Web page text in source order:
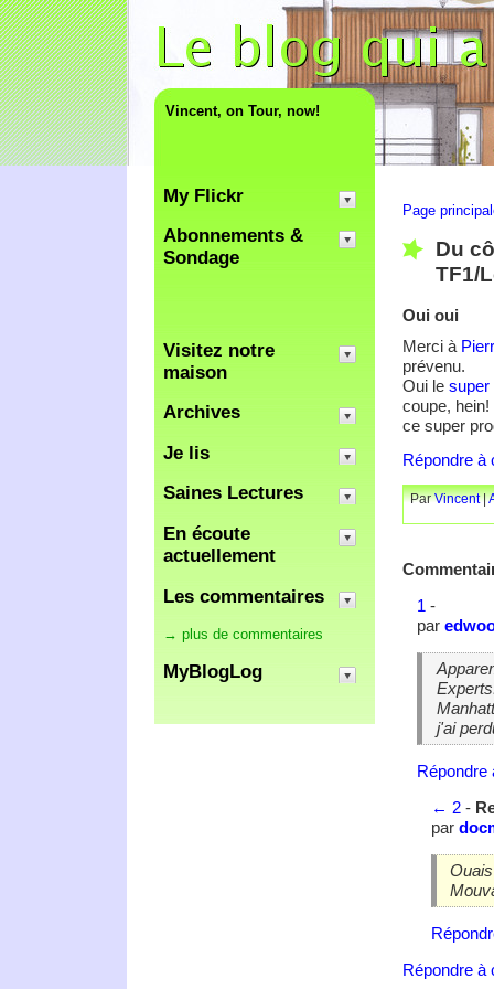
Vincent, on Tour, now!
Page
Du
TF1/
Oui oui
Merci à
prévenu.
Oui le super
coupe,
ce super
Répondre à
ParVincent|
1 -
par
j'ai
Répondre
← 2-
par
Répondre à
My Flickr
Abonnements &
Sondage
Visitez notre
maison
Archives
Je lis
Saines Lectures
En écoute
actuellement
Les commentaires
→ plus de commentaires
MyBlogLog